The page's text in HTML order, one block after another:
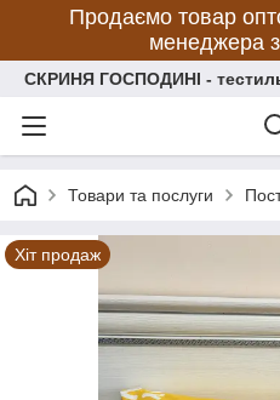
Продаємо товар
менеджера
СКРИНЯ ГОСПОДИНІ -
Товари та послуги
Хіт продаж